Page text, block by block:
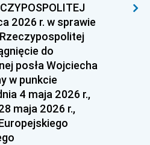
2026 r. w sprawie
do
posła Wojciecha
w punkcie
4 maja 2026 r.,
maja 2026 r.,